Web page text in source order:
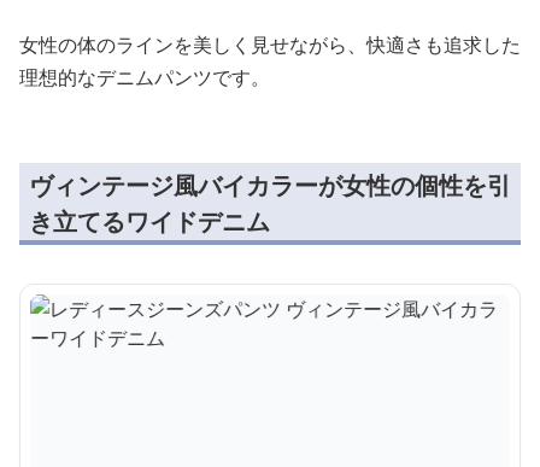
女性の体のラインを美しく見せながら、快適さも追求した
理想的なデニムパンツです。
ヴィンテージ風バイカラーが女性の個性を引
き立てるワイドデニム